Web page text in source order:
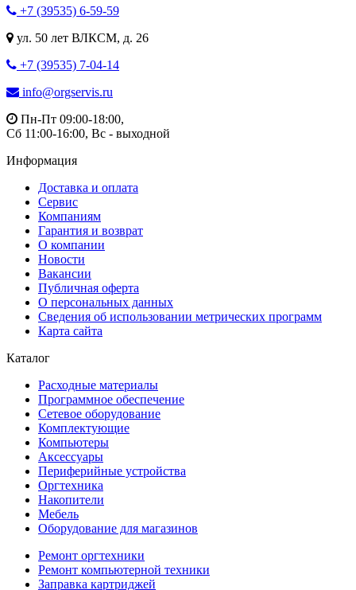
+7 (39535) 6-59-59
ул. 50 лет ВЛКСМ, д. 26
+7 (39535) 7-04-14
info@orgservis.ru
Пн-Пт 09:00-18:00,
Сб 11:00-16:00, Вс - выходной
Информация
Доставка и оплата
Сервис
Компаниям
Гарантия и возврат
О компании
Новости
Вакансии
Публичная оферта
О персональных данных
Сведения об использовании метрических программ
Карта сайта
Каталог
Расходные материалы
Программное обеспечение
Сетевое оборудование
Комплектующие
Компьютеры
Аксессуары
Периферийные устройства
Оргтехника
Накопители
Мебель
Оборудование для магазинов
Ремонт оргтехники
Ремонт компьютерной техники
Заправка картриджей